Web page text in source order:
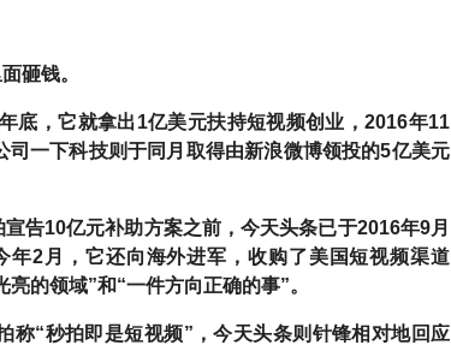
砸钱。
底，它就拿出1亿美元扶持短视频创业，2016年11
一下科技则于同月取得由新浪微博领投的5亿美元
告10亿元补助方案之前，今天头条已于2016年9月
2月，它还向海外进军，收购了美国短视频渠道
的领域”和“一件方向正确的事”。
称“秒拍即是短视频”，今天头条则针锋相对地回应